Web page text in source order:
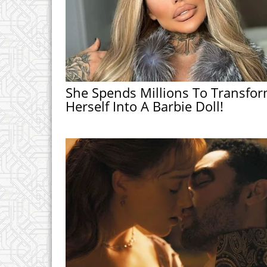
She Spends Millions To
Herself Into A Barbie Doll!